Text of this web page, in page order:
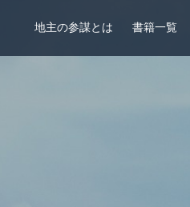
地主の参謀とは 書籍一覧